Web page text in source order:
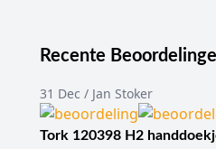
Recente
31 Dec / Jan Stoker
Tork 120398 H2